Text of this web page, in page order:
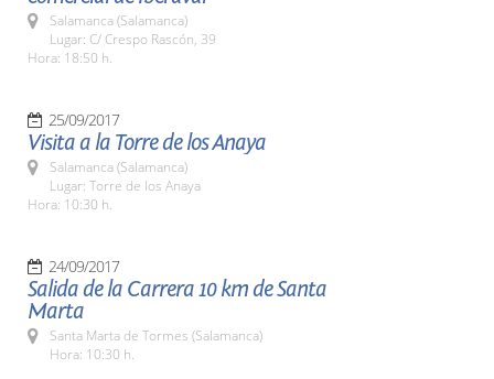
Salamanca (Salamanca)
Lugar: C/ Crespo Rascón, 39
Hora: 18:50 h.
25/09/2017
Visita a la Torre de los Anaya
Salamanca (Salamanca)
Lugar: Torre de los Anaya
Hora: 10:30 h.
24/09/2017
Salida de la Carrera 10 km de Santa
Marta
Santa Marta de Tormes (Salamanca)
Hora: 10:30 h.